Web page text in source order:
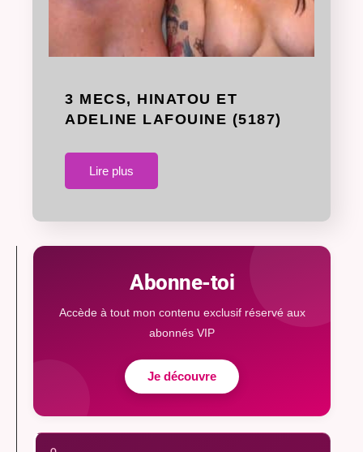
3 MECS, HINATOU ET
ADELINE LAFOUINE (5187)
Lire plus
Abonne-toi
Accède à tout mon contenu exclusif réservé aux
abonnés VIP
Je découvre